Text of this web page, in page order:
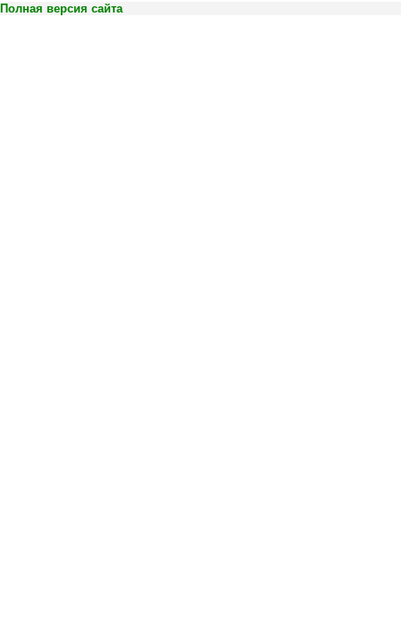
Полная версия сайта